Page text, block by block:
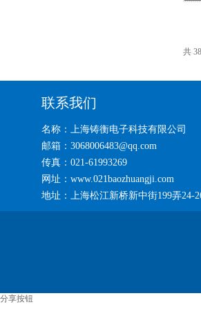
共
联系我们
名称：上海铸衡电子科技有限公司
邮箱：3068006483@qq.com
传真：021-61993269
网址：www.021baozhuangji.com
地址：上海松江新桥新中街199弄24-
分享按钮